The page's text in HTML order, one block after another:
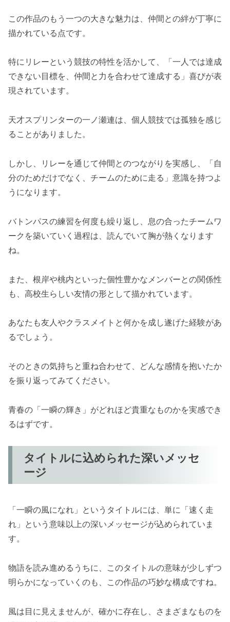
この作品のもう一つの大きな魅力は、仲間との絆が丁寧に
描かれている点です。
特にリレーという競技の特性を活かして、「一人では達成
できない目標を、仲間と力を合わせて達成する」喜びが表
現されています。
天才スプリンターの一ノ瀬連は、個人競技では孤独を感じ
ることがありました。
しかし、リレーを通じて仲間とのつながりを実感し、「自
分のためだけでなく、チームのために走る」意識を持つよ
うになります。
バトンパスの練習を何度も繰り返し、息の合ったチームワ
ークを築いていく過程は、読んでいて胸が熱くなります
ね。
また、根岸や桃内といった個性豊かなメンバーとの関係性
も、高校生らしい友情の形として描かれています。
あなたも友人やクラスメイトと何かを成し遂げた経験があ
るでしょう。
そのときの気持ちと重ね合わせて、どんな感情を抱いたか
を振り返ってみてください。
青春の「一瞬の輝き」がどれほど貴重なものかを実感でき
るはずです。
タイトルに込められた深いメッセ
ージ
「一瞬の風になれ」というタイトルには、単に「速く走
れ」という意味以上の深いメッセージが込められていま
す。
物語を読み進めるうちに、このタイトルの意味が少しずつ
明らかになっていくのも、この作品の巧妙な構成ですね。
風は目に見えませんが、確かに存在し、さまざまなものを